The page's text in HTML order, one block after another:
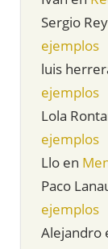
Sergio
ejemplos
luis
ejemplos
Lola
ejemplos
Llo en
Paco
ejemplos
Alejandro